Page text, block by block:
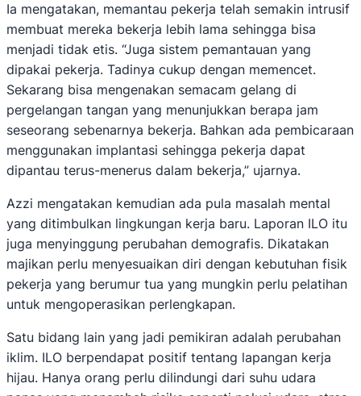
Ia mengatakan, memantau pekerja telah semakin intrusif
membuat mereka bekerja lebih lama sehingga bisa
menjadi tidak etis. “Juga sistem pemantauan yang
dipakai pekerja. Tadinya cukup dengan memencet.
Sekarang bisa mengenakan semacam gelang di
pergelangan tangan yang menunjukkan berapa jam
seseorang sebenarnya bekerja. Bahkan ada pembicaraan
menggunakan implantasi sehingga pekerja dapat
dipantau terus-menerus dalam bekerja,” ujarnya.
Azzi mengatakan kemudian ada pula masalah mental
yang ditimbulkan lingkungan kerja baru. Laporan ILO itu
juga menyinggung perubahan demografis. Dikatakan
majikan perlu menyesuaikan diri dengan kebutuhan fisik
pekerja yang berumur tua yang mungkin perlu pelatihan
untuk mengoperasikan perlengkapan.
Satu bidang lain yang jadi pemikiran adalah perubahan
iklim. ILO berpendapat positif tentang lapangan kerja
hijau. Hanya orang perlu dilindungi dari suhu udara